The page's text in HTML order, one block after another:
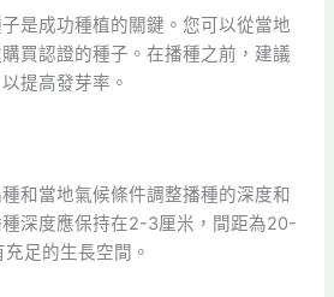
是成功種植的關鍵。您可以從當地
買認證的種子。在播種之前，建議
提高發芽率。
和當地氣候條件調整播種的深度和
深度應保持在2-3厘米，間距為20-
足的生長空間。